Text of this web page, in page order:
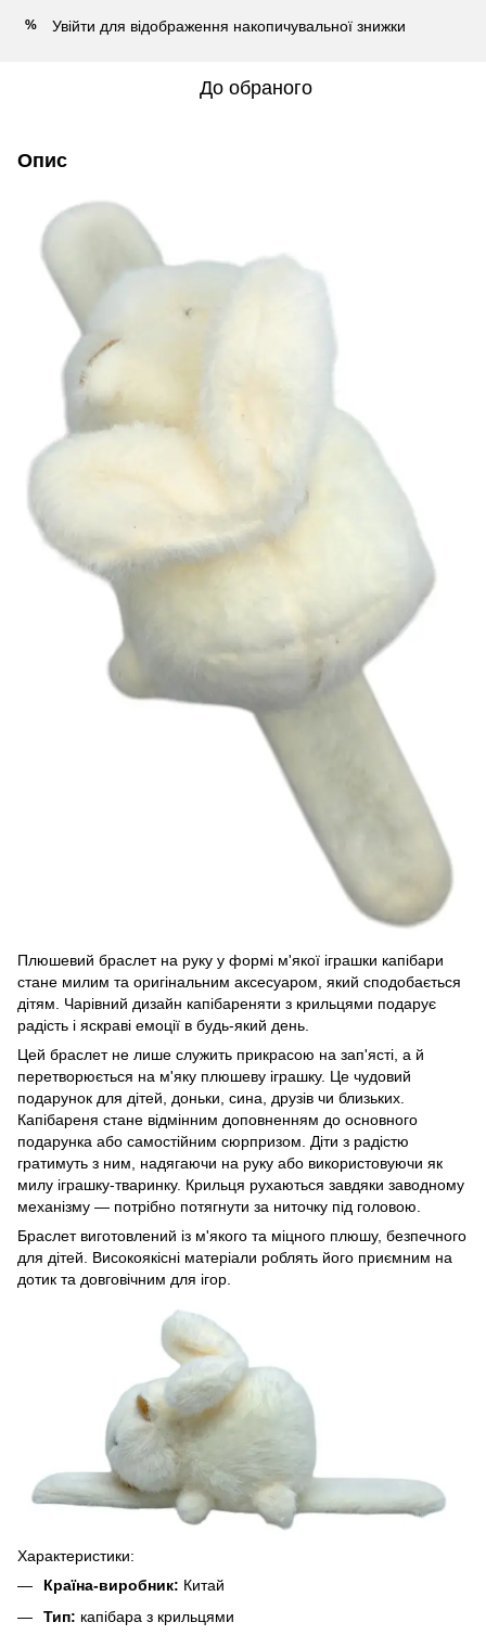
% Увійти для відображення накопичувальної знижки
До обраного
Опис
Плюшевий браслет на руку у формі м'якої іграшки капібари
стане милим та оригінальним аксесуаром, який сподобається
дітям. Чарівний дизайн капібареняти з крильцями подарує
радість і яскраві емоції в будь-який день.
Цей браслет не лише служить прикрасою на зап'ясті, а й
перетворюється на м'яку плюшеву іграшку. Це чудовий
подарунок для дітей, доньки, сина, друзів чи близьких.
Капібареня стане відмінним доповненням до основного
подарунка або самостійним сюрпризом. Діти з радістю
гратимуть з ним, надягаючи на руку або використовуючи як
милу іграшку-тваринку. Крильця рухаються завдяки заводному
механізму — потрібно потягнути за ниточку під головою.
Браслет виготовлений із м'якого та міцного плюшу, безпечного
для дітей. Високоякісні матеріали роблять його приємним на
дотик та довговічним для ігор.
Характеристики:
Країна-виробник: Китай
Тип: капібара з крильцями